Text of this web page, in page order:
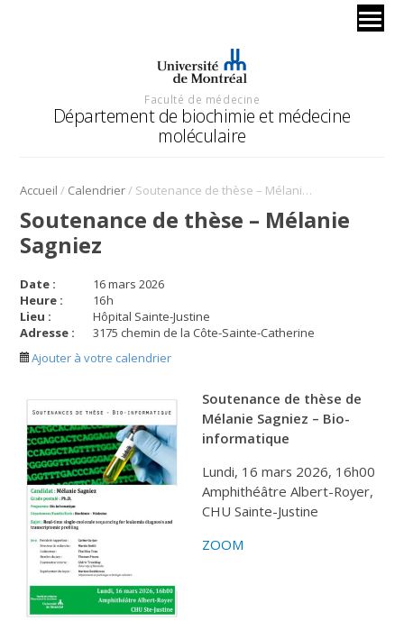
Faculté de médecine
Département de biochimie et médecine
moléculaire
Accueil / Calendrier/ Soutenance de thèse – Mélanie Sagniez
Soutenance de thèse – Mélanie
Sagniez
Date :
16 mars 2026
Heure :
16h
Lieu :
Hôpital Sainte-Justine
Adresse :
3175 chemin de la Côte-Sainte-Catherine
Ajouter à votre calendrier
Soutenance de thèse de
Mélanie Sagniez – Bio-
informatique
Lundi, 16 mars 2026, 16h00
Amphithéâtre Albert-Royer,
CHU Sainte-Justine
ZOOM